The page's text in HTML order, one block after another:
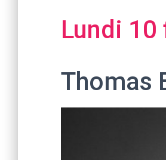
Lundi
Thomas